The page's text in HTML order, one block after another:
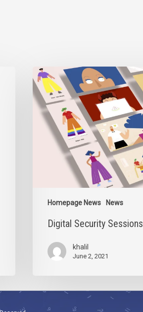
Homepage News News
Digital
Security
Sessions
Digital Security Sessions
khalil
June 2, 2021